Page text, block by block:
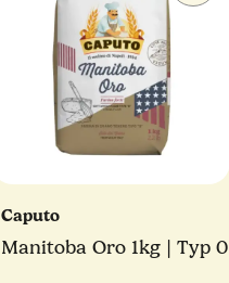
Caputo
Manitoba Oro 1kg | Typ 0